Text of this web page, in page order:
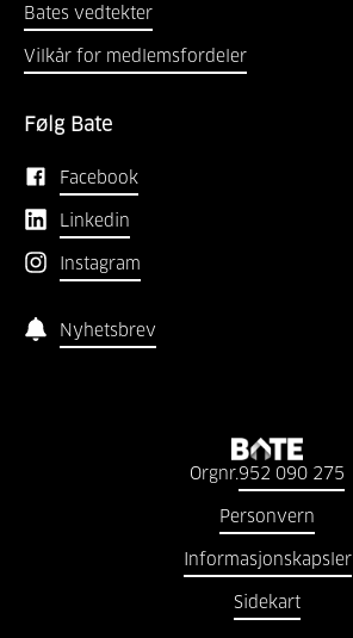
Bates vedtekter
Vilkår for medlemsfordeler
Følg Bate
Facebook
Linkedin
Instagram
Nyhetsbrev
Orgnr.952 090 275
Personvern
Informasjonskapsler
Sidekart